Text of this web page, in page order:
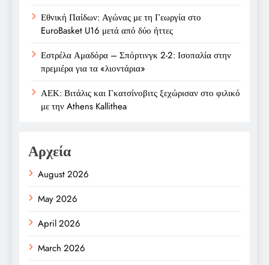
Εθνική Παίδων: Αγώνας με τη Γεωργία στο
EuroBasket U16 μετά από δύο ήττες
Εστρέλα Αμαδόρα – Σπόρτινγκ 2-2: Ισοπαλία στην
πρεμιέρα για τα «λιοντάρια»
ΑΕΚ: Βιτάλις και Γκατσίνοβιτς ξεχώρισαν στο φιλικό
με την Athens Kallithea
Αρχεία
August 2026
May 2026
April 2026
March 2026